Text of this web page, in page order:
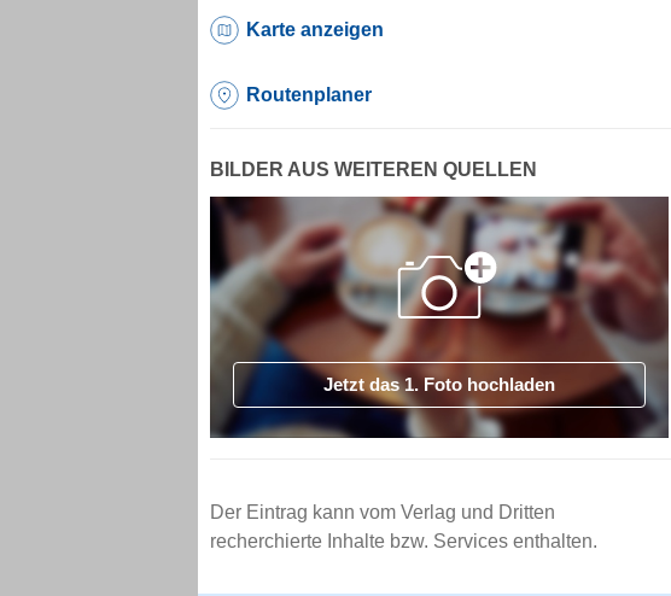
Karte anzeigen
Routenplaner
BILDER AUS WEITEREN QUELLEN
Jetzt das 1. Foto hochladen
Der Eintrag kann vom Verlag und Dritten
recherchierte Inhalte bzw. Services enthalten.